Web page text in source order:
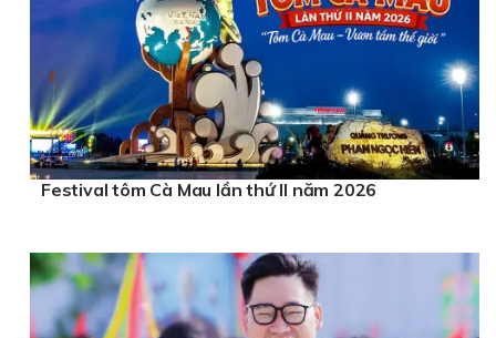
Festival tôm Cà Mau lần thứ II năm 2026